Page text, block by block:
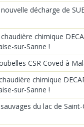
décharge de
chimique
sur-Sanne !
CSR Coved à
chimique
sur-Sanne !
du lac de